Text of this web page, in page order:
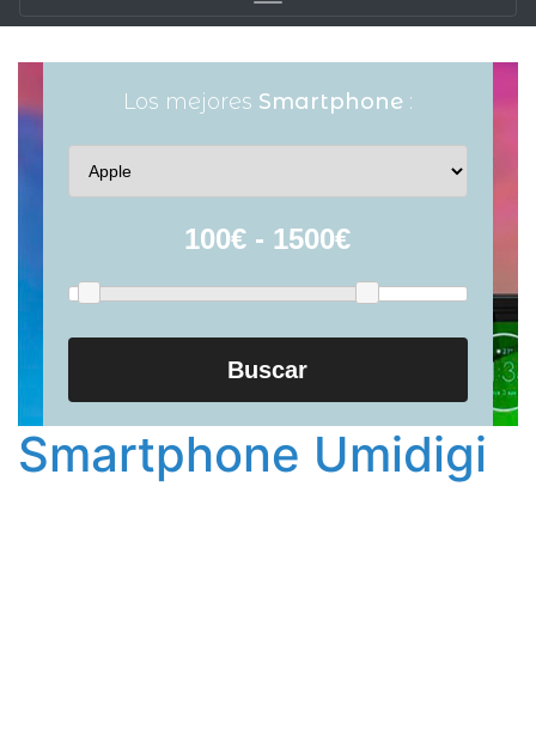
Los mejores Smartphone :
Buscar
Smartphone Umidigi